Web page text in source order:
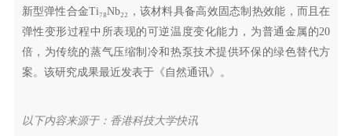
新型弹性合金Ti₇₈Nb₂₂，该材料具备高效固态制热效能，而且在
弹性变形过程中所表现的可逆温度变化能力，为普通金属的20
倍，为传统的蒸气压缩制冷和热泵技术提供环保的绿色替代方
案。该研究成果最近发表于《自然通讯》。
以下内容来源于：香港科技大学快讯